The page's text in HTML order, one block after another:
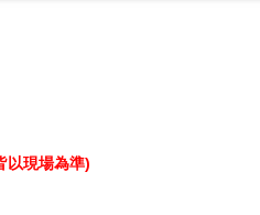
以現場為準)